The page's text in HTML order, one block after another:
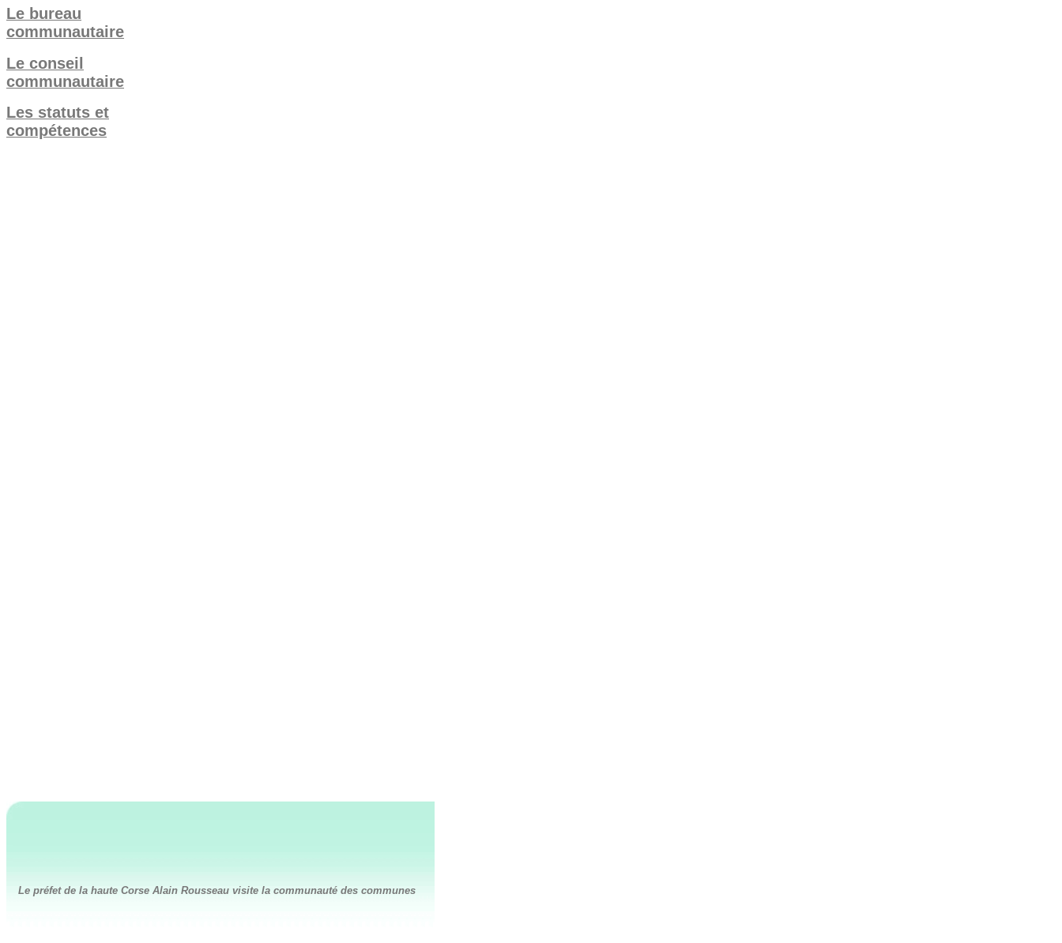
Le bureau
communautaire
Le conseil
communautaire
Les statuts et
compétences
Le préfet de la haute Corse Alain Rousseau visite la communauté des communes